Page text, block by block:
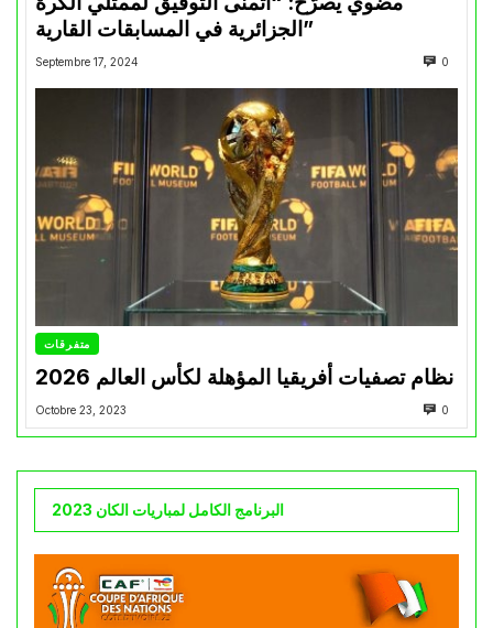
الجزائرية في المسابقات القارية”
Septembre 17, 2024 0
متفرقات
نظام تصفيات أفريقيا المؤهلة لكأس العالم 2026
Octobre 23, 2023 0
البرنامج الكامل لمباريات الكان 2023